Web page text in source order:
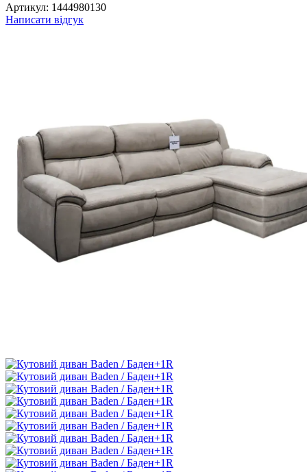
Артикул: 1444980130
Написати відгук